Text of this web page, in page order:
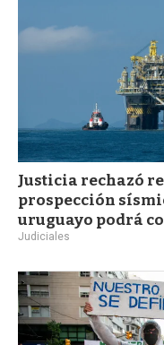
Justicia rechazó
prospección
uruguayo podrá
Judiciales